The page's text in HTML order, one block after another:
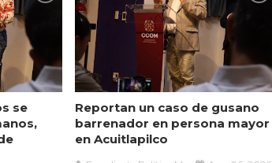
se
Reportan un caso de gusano
barrenador en persona mayor
en Acuitlapilco